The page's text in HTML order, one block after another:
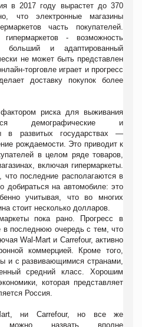
в 2017 году вырастет до 370
что электронные магазины
часть покупателей.
- возможность
больший и адаптированный
не может быть представлен
торговле играет и прогресс
доставку покупок более
риска для выживания
демографические и
в развитых государствах —
рождаемости. Это приводит к
в целом ряде товаров,
включая гипермаркеты.
последние располагаются в
добираться на автомобиле: это
учитывая, что во многих
стоит несколько долларов.
пока рано. Прогресс в
в последнюю очередь с тем, что
Wal-Mart и Carrefour, активно
коммерцией. Кроме того,
и с развивающимися странами,
средний класс. Хорошим
которая представляет
Россия.
ни Carrefour, но все же
можно назвать вполне